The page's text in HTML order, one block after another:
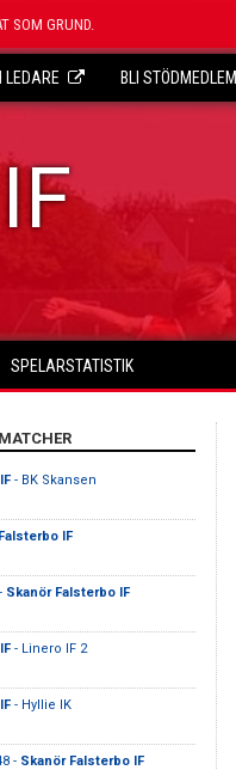
SOM GRUND.
LEDARE BLI STÖDMEDLEM
SPELARSTATISTIK
- BK Skansen
IF
Skanör Falsterbo IF
- Linero IF 2
- Hyllie IK
- Skanör Falsterbo IF